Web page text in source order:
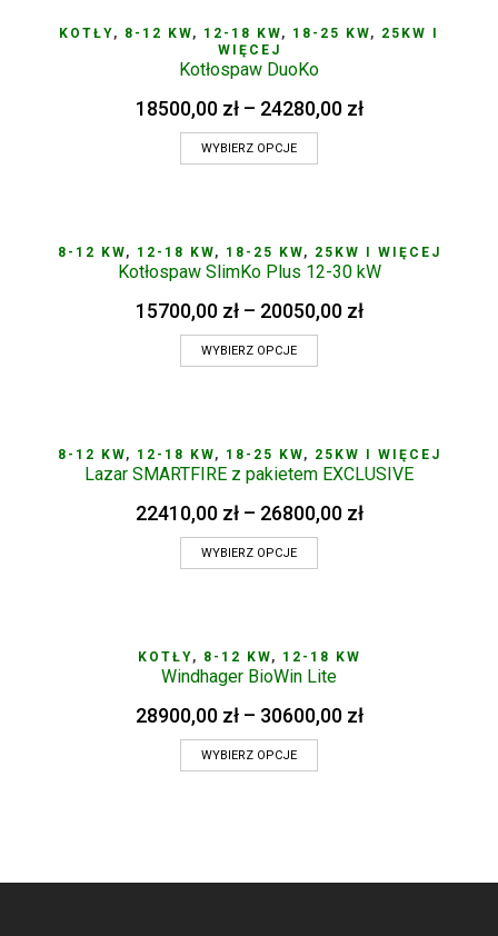
KOTŁY, 8-12 KW, 12-18 KW, 18-25 KW, 25KW I
WIĘCEJ
Kotłospaw DuoKo
18500,00 zł– 24280,00 zł
WYBIERZ OPCJE
8-12 KW, 12-18 KW, 18-25 KW, 25KW I WIĘCEJ
Kotłospaw SlimKo Plus 12-30 kW
15700,00 zł– 20050,00 zł
WYBIERZ OPCJE
8-12 KW, 12-18 KW, 18-25 KW, 25KW I WIĘCEJ
Lazar SMARTFIRE z pakietem EXCLUSIVE
22410,00 zł– 26800,00 zł
WYBIERZ OPCJE
KOTŁY, 8-12 KW, 12-18 KW
Windhager BioWin Lite
28900,00 zł– 30600,00 zł
WYBIERZ OPCJE